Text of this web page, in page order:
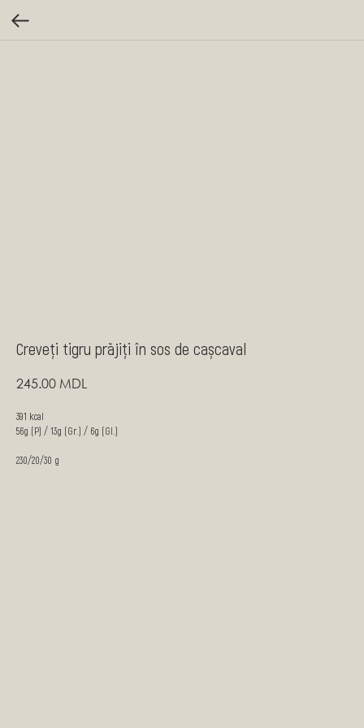
Creveți tigru prăjiți în sos de cașcaval
245.00 MDL
391 kcal
56g (P) / 13g (Gr.) / 6g (Gl.)
230/20/30 g